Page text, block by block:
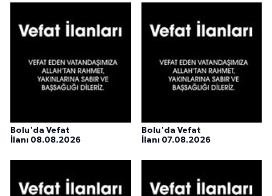
Bolu'da Vefat
İlanı 08.08.2026
Bolu'da Vefat
İlanı 07.08.2026